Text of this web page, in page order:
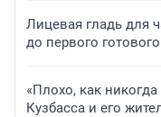
Лицевая гладь для
до первого
«Плохо, как никогда
Кузбасса и его